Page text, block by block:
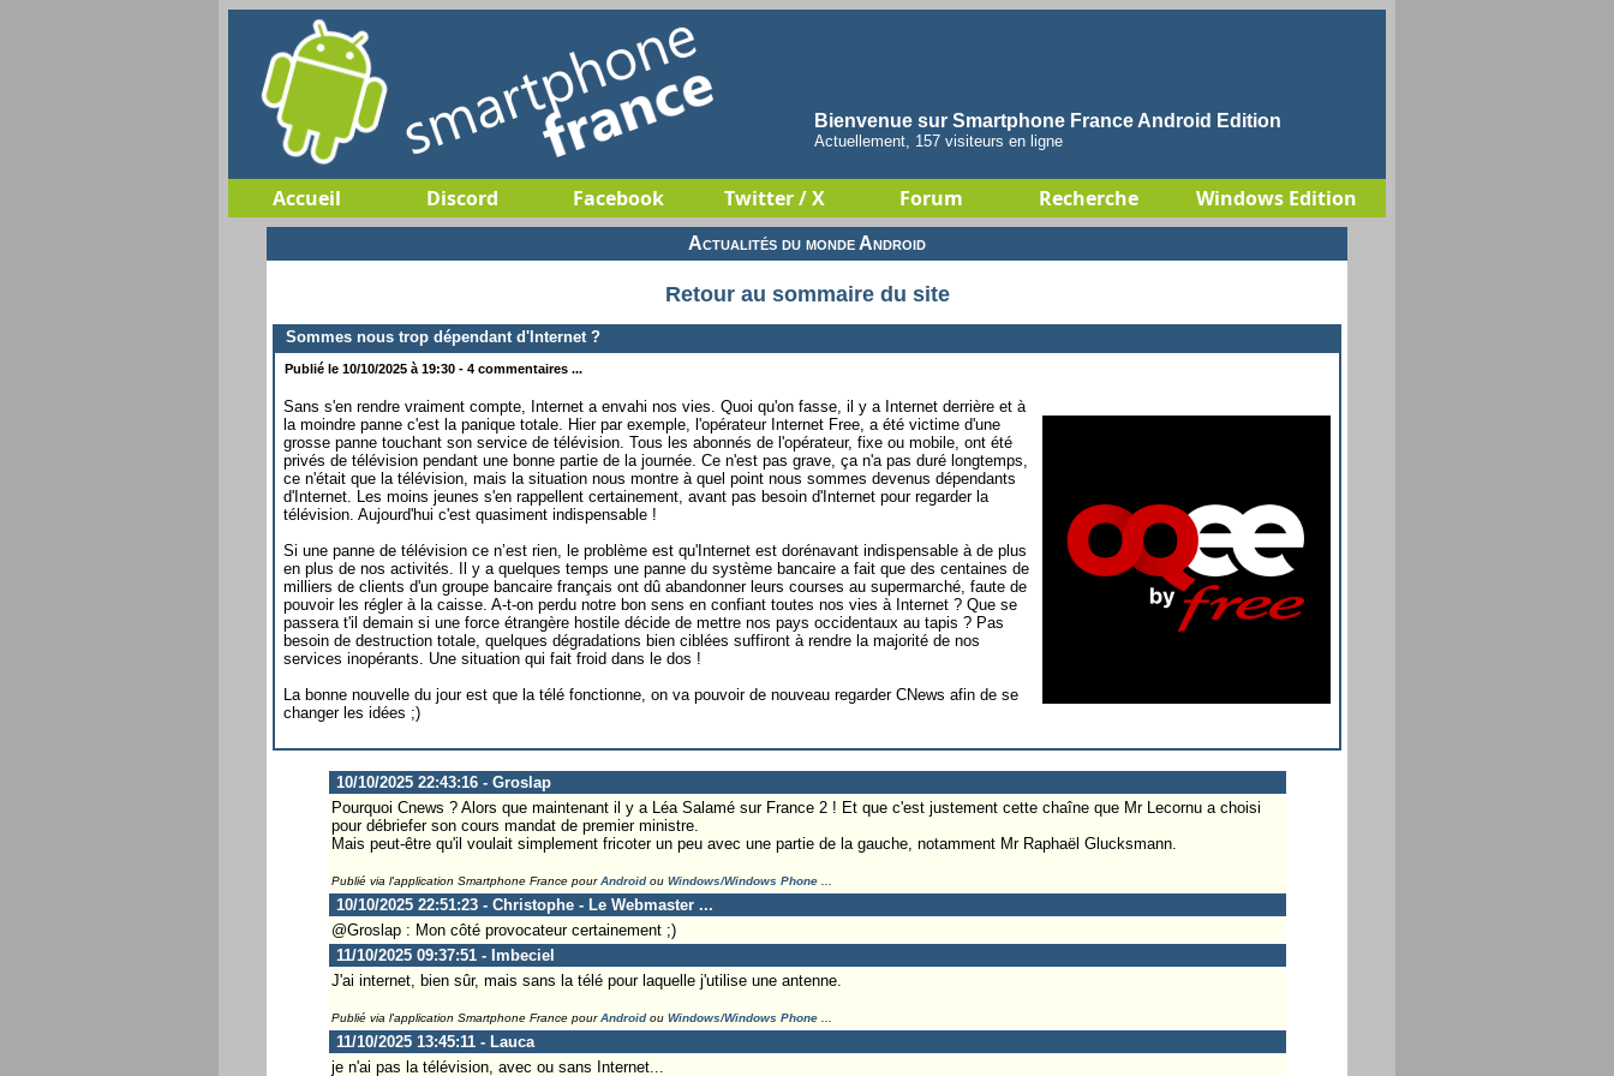
Bienvenue sur Smartphone France Android Edition
Actuellement, 157 visiteurs en ligne
Accueil Discord Facebook Twitter / X Forum Recherche Windows Edition
Actualités du monde Android
Retour au sommaire du site
Sommes nous trop dépendant d'Internet ?
Publié le 10/10/2025 à 19:30 - 4 commentaires ...
Sans s'en rendre vraiment compte, Internet a envahi nos vies. Quoi qu'on fasse, il y a Internet derrière et à
la moindre panne c'est la panique totale. Hier par exemple, l'opérateur Internet Free, a été victime d'une
grosse panne touchant son service de télévision. Tous les abonnés de l'opérateur, fixe ou mobile, ont été
privés de télévision pendant une bonne partie de la journée. Ce n'est pas grave, ça n'a pas duré longtemps,
ce n'était que la télévision, mais la situation nous montre à quel point nous sommes devenus dépendants
d'Internet. Les moins jeunes s'en rappellent certainement, avant pas besoin d'Internet pour regarder la
télévision. Aujourd'hui c'est quasiment indispensable !
Si une panne de télévision ce n’est rien, le problème est qu'Internet est dorénavant indispensable à de plus
en plus de nos activités. Il y a quelques temps une panne du système bancaire a fait que des centaines de
milliers de clients d'un groupe bancaire français ont dû abandonner leurs courses au supermarché, faute de
pouvoir les régler à la caisse. A-t-on perdu notre bon sens en confiant toutes nos vies à Internet ? Que se
passera t'il demain si une force étrangère hostile décide de mettre nos pays occidentaux au tapis ? Pas
besoin de destruction totale, quelques dégradations bien ciblées suffiront à rendre la majorité de nos
services inopérants. Une situation qui fait froid dans le dos !
La bonne nouvelle du jour est que la télé fonctionne, on va pouvoir de nouveau regarder CNews afin de se
changer les idées ;)
10/10/2025 22:43:16 - Groslap
Pourquoi Cnews ? Alors que maintenant il y a Léa Salamé sur France 2 ! Et que c'est justement cette chaîne que Mr Lecornu a choisi
pour débriefer son cours mandat de premier ministre.
Mais peut-être qu'il voulait simplement fricoter un peu avec une partie de la gauche, notamment Mr Raphaël Glucksmann.
Publié via l'application Smartphone France pourAndroidou Windows/Windows Phone...
10/10/2025 22:51:23 - Christophe - Le Webmaster ...
@Groslap : Mon côté provocateur certainement ;)
11/10/2025 09:37:51 - Imbeciel
J'ai internet, bien sûr, mais sans la télé pour laquelle j'utilise une antenne.
Publié via l'application Smartphone France pourAndroidou Windows/Windows Phone...
11/10/2025 13:45:11 - Lauca
je n'ai pas la télévision, avec ou sans Internet...